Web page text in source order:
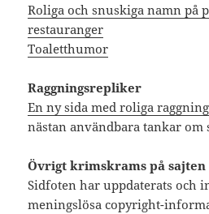
Roliga och snuskiga namn på
restauranger
Toaletthumor
Raggningsrepliker
En ny sida med roliga
nästan användbara tankar om
Övrigt krimskrams på sajten
Sidfoten har uppdaterats och
meningslösa copyright-